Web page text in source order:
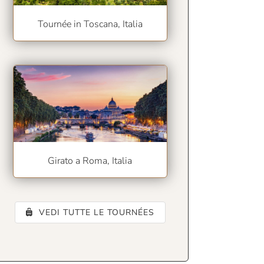
Tournée in Toscana, Italia
Girato a Roma, Italia
VEDI TUTTE LE TOURNÉES